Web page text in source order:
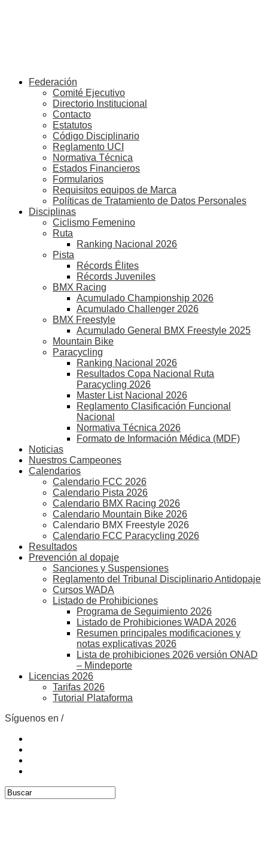
Federación
Comité Ejecutivo
Directorio Institucional
Contacto
Estatutos
Código Disciplinario
Reglamento UCI
Normativa Técnica
Estados Financieros
Formularios
Requisitos equipos de Marca
Políticas de Tratamiento de Datos Personales
Disciplinas
Ciclismo Femenino
Ruta
Ranking Nacional 2026
Pista
Récords Élites
Récords Juveniles
BMX Racing
Acumulado Championship 2026
Acumulado Challenger 2026
BMX Freestyle
Acumulado General BMX Freestyle 2025
Mountain Bike
Paracycling
Ranking Nacional 2026
Resultados Copa Nacional Ruta
Paracycling 2026
Master List Nacional 2026
Reglamento Clasificación Funcional
Nacional
Normativa Técnica 2026
Formato de Información Médica (MDF)
Noticias
Nuestros Campeones
Calendarios
Calendario FCC 2026
Calendario Pista 2026
Calendario BMX Racing 2026
Calendario Mountain Bike 2026
Calendario BMX Freestyle 2026
Calendario FCC Paracycling 2026
Resultados
Prevención al dopaje
Sanciones y Suspensiones
Reglamento del Tribunal Disciplinario Antidopaje
Cursos WADA
Listado de Prohibiciones
Programa de Seguimiento 2026
Listado de Prohibiciones WADA 2026
Resumen principales modificaciones y
notas explicativas 2026
Lista de prohibiciones 2026 versión ONAD
– Mindeporte
Licencias 2026
Tarifas 2026
Tutorial Plataforma
Síguenos en /